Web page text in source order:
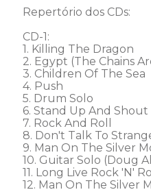
Repertório dos CDs:
CD-1:
1. Killing The Dragon
2. Egypt (The Chains
3. Children Of The Sea
4. Push
5. Drum Solo
6. Stand Up And Shout
7. Rock And Roll
8. Don't Talk To
9. Man On The Silver
10. Guitar Solo (Doug
11. Long Live Rock 'N'
12. Man On The Silver